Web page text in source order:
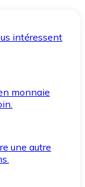
intéressent
monnaie
une autre